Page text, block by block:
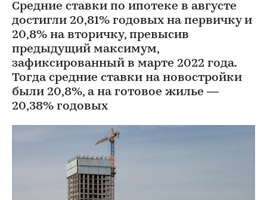
Средние ставки по ипотеке в августе
достигли 20,81% годовых на первичку и
20,8% на вторичку, превысив
предыдущий максимум,
зафиксированный в марте 2022 года.
Тогда средние ставки на новостройки
были 20,8%, а на готовое жилье —
20,38% годовых